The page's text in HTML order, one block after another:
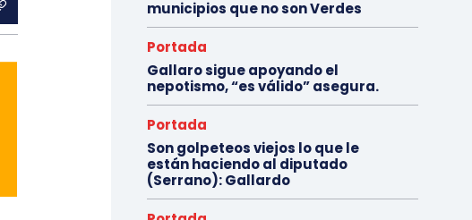
municipios que no son Verdes
Portada
Gallaro sigue apoyando el
nepotismo, “es válido” asegura.
Portada
Son golpeteos viejos lo que le
están haciendo al diputado
(Serrano): Gallardo